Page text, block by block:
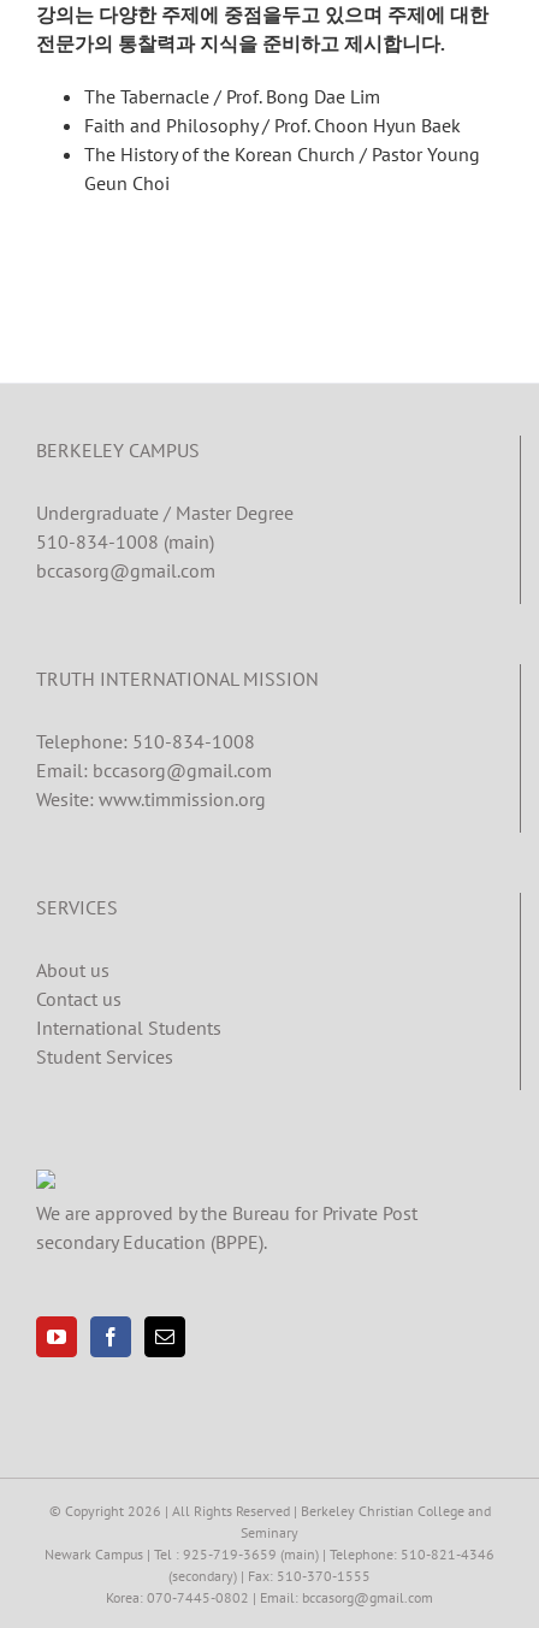
강의는 다양한 주제에 중점을두고 있으며 주제에 대한
전문가의 통찰력과 지식을 준비하고 제시합니다.
The Tabernacle / Prof. Bong Dae Lim
Faith and Philosophy / Prof. Choon Hyun Baek
The History of the Korean Church / Pastor Young
Geun Choi
BERKELEY CAMPUS
Undergraduate / Master Degree
510-834-1008 (main)
bccasorg@gmail.com
TRUTH INTERNATIONAL MISSION
Telephone: 510-834-1008
Email: bccasorg@gmail.com
Wesite: www.timmission.org
SERVICES
About us
Contact us
International Students
Student Services
We are approved by the Bureau for Private Post
secondary Education (BPPE).
© Copyright 2026 | All Rights Reserved | Berkeley Christian College and
Seminary
Newark Campus | Tel : 925-719-3659 (main) | Telephone: 510-821-4346
(secondary) | Fax: 510-370-1555
Korea: 070-7445-0802 | Email: bccasorg@gmail.com